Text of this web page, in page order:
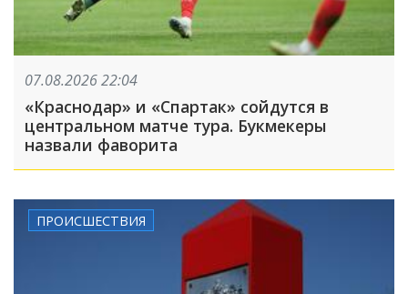
07.08.2026 22:04
«Краснодар» и «Спартак» сойдутся в
центральном матче тура. Букмекеры
назвали фаворита
ПРОИСШЕСТВИЯ